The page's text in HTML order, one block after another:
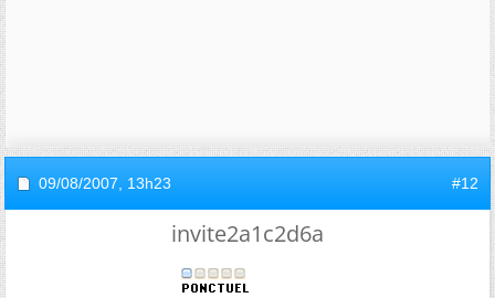
09/08/2007, 13h23 #12
invite2a1c2d6a